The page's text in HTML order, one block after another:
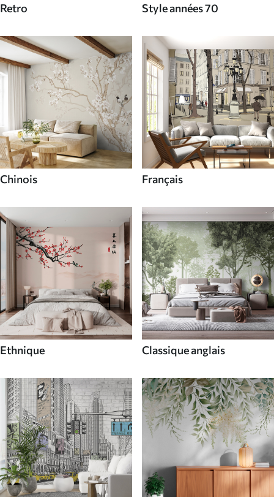
Retro Style années 70
Chinois Français
Ethnique Classique anglais